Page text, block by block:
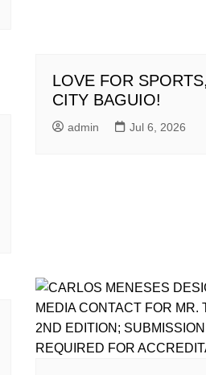
LOVE FOR
CITY BAGUIO!
admin Jul 6, 2026